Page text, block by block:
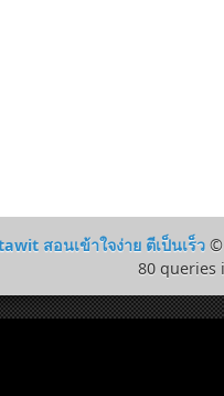
สอนเข้าใจง่าย ตีเป็นเร็ว©
80 queries